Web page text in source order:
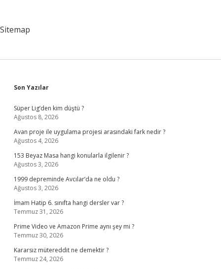
Sitemap
Sidebar
Son Yazılar
Süper Lig’den kim düştü ?
Ağustos 8, 2026
Avan proje ile uygulama projesi arasındaki fark nedir ?
Ağustos 4, 2026
153 Beyaz Masa hangi konularla ilgilenir ?
Ağustos 3, 2026
1999 depreminde Avcılar’da ne oldu ?
Ağustos 3, 2026
İmam Hatip 6. sınıfta hangi dersler var ?
Temmuz 31, 2026
Prime Video ve Amazon Prime aynı şey mi ?
Temmuz 30, 2026
Kararsız mütereddit ne demektir ?
Temmuz 24, 2026